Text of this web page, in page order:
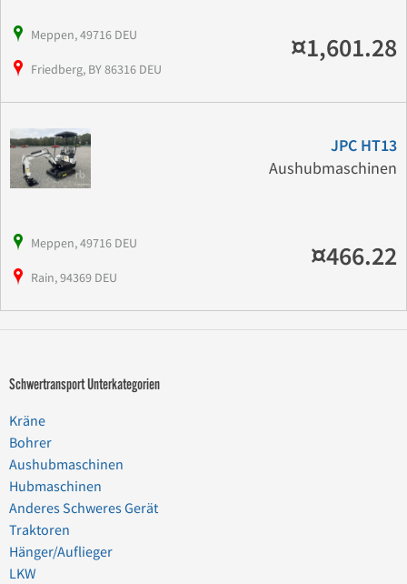
Meppen, 49716 DEU
Friedberg, BY 86316 DEU
¤1,601.28
JPC HT13
Aushubmaschinen
Meppen, 49716 DEU
Rain, 94369 DEU
¤466.22
Schwertransport Unterkategorien
Kräne
Bohrer
Aushubmaschinen
Hubmaschinen
Anderes Schweres Gerät
Traktoren
Hänger/Auflieger
LKW